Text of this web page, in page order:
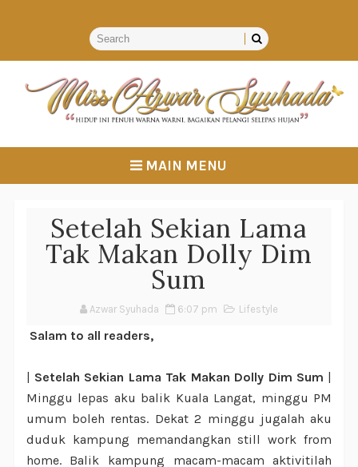
MAIN MENU
Setelah Sekian Lama
Tak Makan Dolly Dim
Sum
Azwar Syuhada 6:07 pm Lifestyle
Salam to all readers,
| Setelah Sekian Lama Tak Makan Dolly Dim Sum |
Minggu lepas aku balik Kuala Langat, minggu PM
umum boleh rentas. Dekat 2 minggu jugalah aku
duduk kampung memandangkan still work from
home. Balik kampung macam-macam aktivitilah